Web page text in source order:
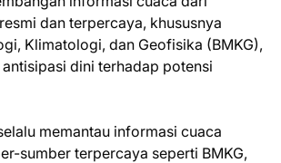
dan terpercaya, khususnya
Klimatologi, dan Geofisika (BMKG),
dini terhadap potensi
memantau informasi cuaca
sumber terpercaya seperti BMKG,